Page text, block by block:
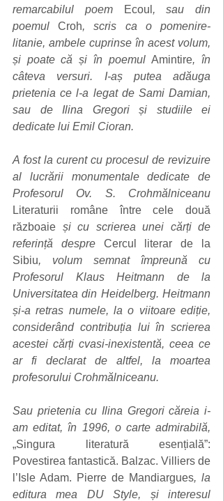
remarcabilul poem
Ecoul , sau din
poemul Croh, scris ca o pomenire-
litanie, ambele cuprinse în acest volum,
și poate că și în poemul Amintire, în
câteva versuri. I-aș putea adăuga
prietenia ce l-a legat de Sami Damian,
sau de Ilina Gregori și studiile ei
dedicate lui Emil Cioran.
A fost la curent cu procesul de revizuire
al lucrării monumentale dedicate de
Literaturii române între cele două
războaie și cu scrierea unei cărți de
referință despre Cercul literar de la
Sibiu, volum semnat împreună cu
Profesorul Klaus Heitmann de la
Universitatea din Heidelberg. Heitmann
și-a retras numele, la o viitoare ediție,
considerând contribuția lui în scrierea
acestei cărți cvasi-inexistentă, ceea ce
ar fi declarat de altfel, la moartea
profesorului Crohmălniceanu.
Sau prietenia cu Ilina Gregori căreia i-
„Singura literatură esențială”:
Povestirea fantastică. Balzac. Villiers de
l’Isle Adam. Pierre de Mandiargues, la
editura mea DU Style, și interesul